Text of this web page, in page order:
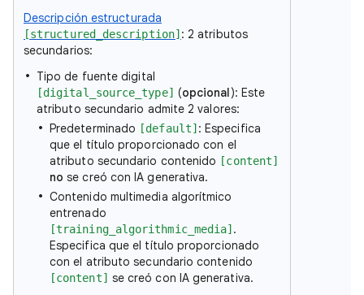
Descripción estructurada
[structured_description] : 2 atributos
secundarios:
Tipo de fuente digital
[digital_source_type] (opcional): Este
atributo secundario admite 2 valores:
Predeterminado [default] : Especifica
que el título proporcionado con el
atributo secundario contenido [content]
no se creó con IA generativa.
Contenido multimedia algorítmico
entrenado
[training_algorithmic_media] .
Especifica que el título proporcionado
con el atributo secundario contenido
[content] se creó con IA generativa.